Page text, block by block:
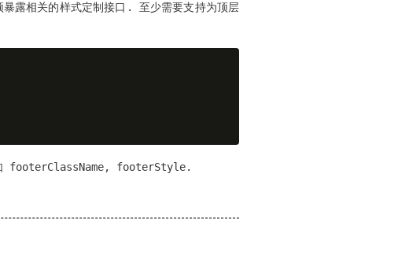
露相关的样式定制接口. 至少需要支持为顶层
如 footerClassName, footerStyle.